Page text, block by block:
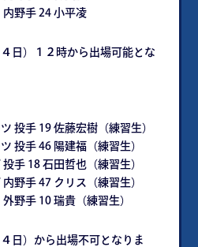
野手 24 小平凌
日）１２時から出場可能とな
投手 19 佐藤宏樹（練習生）
投手 46 陽建福（練習生）
手 18 石田哲也（練習生）
野手 47 クリス（練習生）
野手 10 瑞貴（練習生）
日）から出場不可となりま